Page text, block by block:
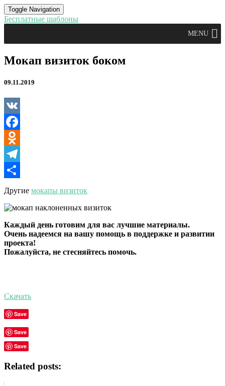
Toggle Navigation
Бесплатные шаблоны
MENU
Мокап
визиток
Мокап визиток боком
09.11.2019
VK
Facebook
Odnoklassniki
Telegram
Отправить
Другие мокапы визиток
Каждый день готовим для вас лучшие материалы.
Очень надеемся на вашу помощь в поддержке и развитии
проекта!
Пожалуйста, не стесняйтесь помочь.
Скачать
Save
Save
Save
Related posts: